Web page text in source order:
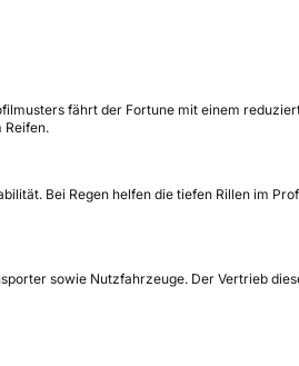
fährt der Fortune mit einem
Reifen.
Bei Regen helfen die tiefen Rillen im
sowie Nutzfahrzeuge. Der Vertrieb